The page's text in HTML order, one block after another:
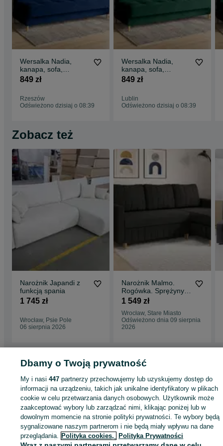
Wersalka Nadia,
kanapa, sofa,
tapczan, łóżko.
Szybka dostawa!
849 zł
Rzeszów
Odświeżono dzisiaj o 08:39
Wersalka Nadia,
kanapa, sofa,
tapczan, łóżko.
Szybka dostawa!
849 zł
Lublin
Odświeżono dzisiaj o 08:39
Zobacz też
Narożnik Japandi z
funkcją spania
1 745 zł
Wrocław, Psie Pole
06 sierpnia 2026
Narożnik Malmo.
Rogówka. Sprężyny
bonell, automat,
welur, 2 pojemniki
1 549 zł
Wrocław, Stare Miasto
Odświeżono dnia 09 sierpnia
2026
Narożniki - Wrocław
Narożniki - Śródmieście
KATEGORIA
ID:1053621433 Wyświetlenia:
Dbamy o Twoją prywatność
My i nasi447 partnerzy przechowujemy lub uzyskujemy dostęp do
informacji na urządzeniu, takich jak unikalne identyfikatory w plikach
cookie w celu przetwarzania danych osobowych. Użytkownik może
zaakceptować wybory lub zarządzać nimi, klikając poniżej lub w
dowolnym momencie na stronie polityki prywatności. Te wybory będą
sygnalizowane naszym partnerom i nie będą miały wpływu na dane
przeglądania. Polityka cookies, Polityka Prywatności